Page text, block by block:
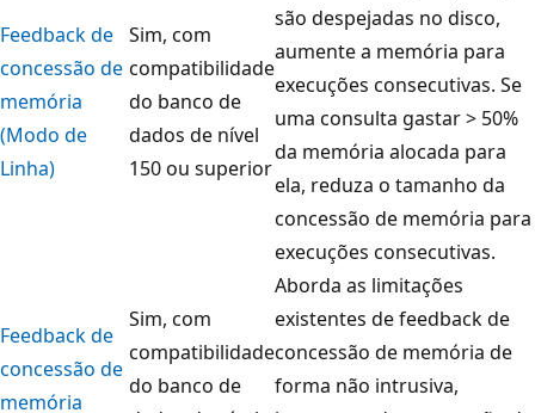
Feedback de
concessão de
memória
(Modo de
Linha)
Sim, com
compatibilidade
do banco de
dados de nível
150 ou superior
são despejadas no disco,
aumente a memória para
execuções consecutivas. Se
uma consulta gastar > 50%
da memória alocada para
ela, reduza o tamanho da
concessão de memória para
execuções consecutivas.
Feedback de
concessão de
memória
Sim, com
compatibilidade
do banco de
Aborda as limitações
existentes de feedback de
concessão de memória de
forma não intrusiva,